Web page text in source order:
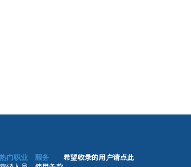
热门职业
服务
希望收录的用户请点此